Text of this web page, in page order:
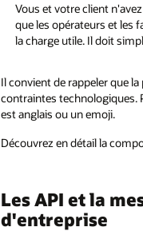
Vous et votre client
que les opérateurs et les
la charge utile. Il doit
Il convient de rappeler que
contraintes technologiques.
est anglais ou un emoji.
Découvrez en détail la
Les API et la
d'entreprise